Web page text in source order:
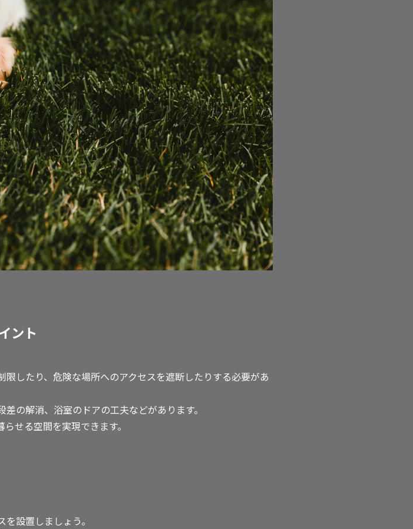
ント
したり、危険な場所へのアクセスを遮断したりする必要があ
の解消、浴室のドアの工夫などがあります。
せる空間を実現できます。
設置しましょう。